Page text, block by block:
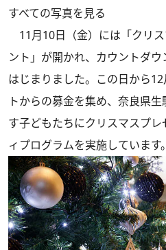
すべての写真を見る
11月10日（金）には「クリ
ント」が開かれ、カウントダ
はじまりました。この日から
トからの募金を集め、奈良県
す子どもたちにクリスマスプ
ィプログラムを実施しています。